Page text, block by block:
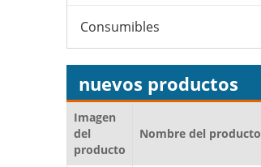
Consumibles
nuevos productos
Imagen
del
producto
Nombre del producto